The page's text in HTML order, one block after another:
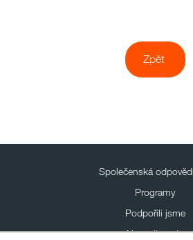
Zpět
Společenská
Programy
Podpořili jsme
Napsali o nás